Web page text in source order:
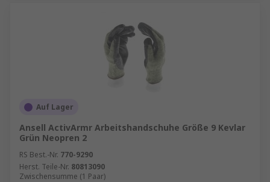
Auf Lager
Ansell ActivArmr Arbeitshandschuhe Größe 9 Kevlar
Grün Neopren 2
RS Best.-Nr. 770-9290
Herst. Teile-Nr. 80813090
Zwischensumme (1 Paar)